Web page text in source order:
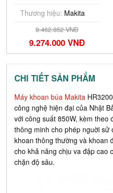
Thương hiệu: Makita
9.462.852 VNĐ
9.274.000 VNĐ
CHI TIẾT SẢN PHẨM
Máy khoan búa Makita
công nghệ hiện đại của Nhật
với công suất 850W, kèm theo
thông minh cho phép nguời
khoan thông thường và khoan
cho khả năng chịu va đập cao
chặn độ sâu.